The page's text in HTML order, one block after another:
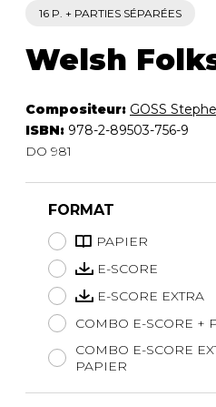
16 P. + PARTIES SÉPARÉES
Welsh
Compositeur: GOSS
ISBN: 978-2-89503-756-9
DO 981
FORMAT
PAPIER
E-SCORE
E-SCORE EXTRA
COMBO E-SCORE +
COMBO E-SCORE
PAPIER